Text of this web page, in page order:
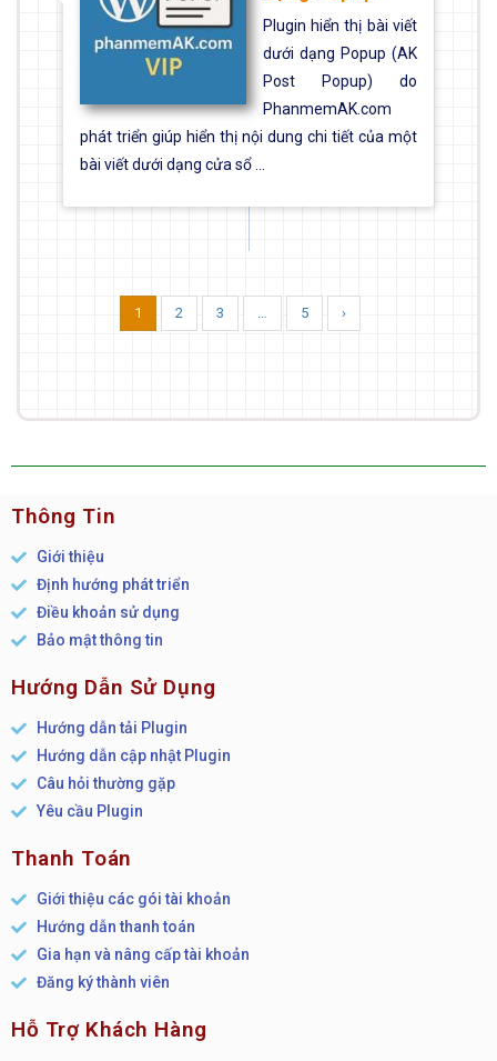
Plugin hiển thị bài viết
dưới dạng Popup (AK
Post Popup) do
PhanmemAK.com
phát triển giúp hiển thị nội dung chi tiết của một
bài viết dưới dạng cửa sổ ...
1 2 3 … 5 ›
Thông Tin
Giới thiệu
Định hướng phát triển
Điều khoản sử dụng
Bảo mật thông tin
Hướng Dẫn Sử Dụng
Hướng dẫn tải Plugin
Hướng dẫn cập nhật Plugin
Câu hỏi thường gặp
Yêu cầu Plugin
Thanh Toán
Giới thiệu các gói tài khoản
Hướng dẫn thanh toán
Gia hạn và nâng cấp tài khoản
Đăng ký thành viên
Hỗ Trợ Khách Hàng